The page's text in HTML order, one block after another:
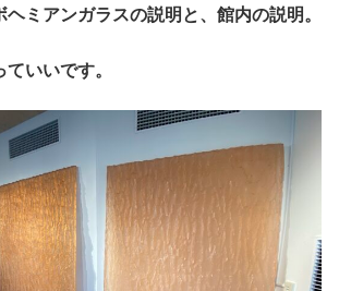
ヘミアンガラスの説明と、館内の説明。
いいです。